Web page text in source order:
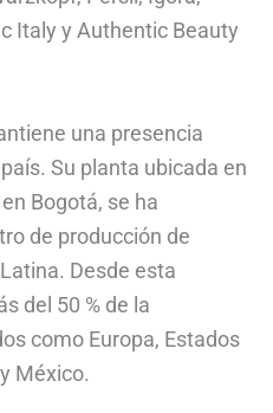
Italy y Authentic Beauty
una presencia
Su planta ubicada en
Bogotá, se ha
de producción de
Desde esta
del 50 % de la
como Europa, Estados
México.